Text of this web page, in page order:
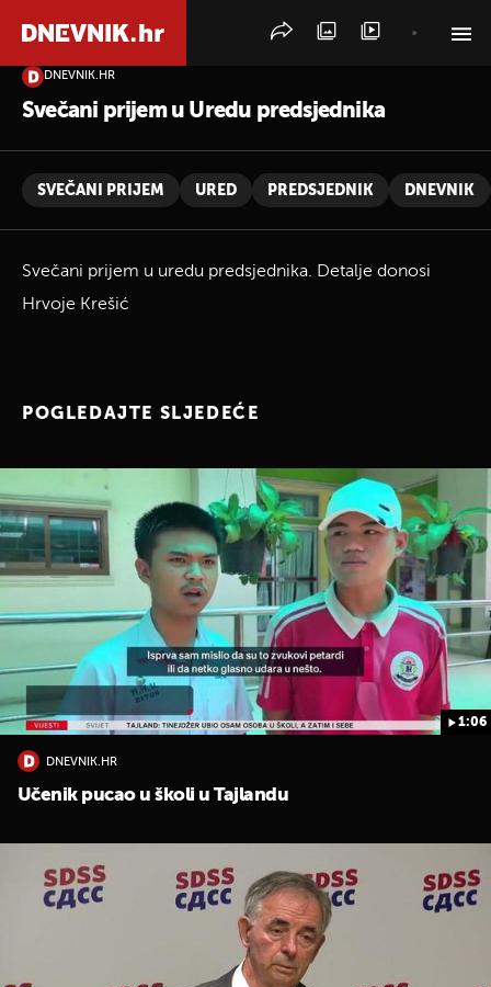
DNEVNIK.HR
Svečani prijem u Uredu predsjednika
SVEČANI PRIJEM URED PREDSJEDNIK DNEVNIK
Svečani prijem u uredu predsjednika. Detalje donosi
Hrvoje Krešić
POGLEDAJTE SLJEDEĆE
1:06
DNEVNIK.HR
Učenik pucao u školi u Tajlandu
PRETRAŽITE VIJESTI